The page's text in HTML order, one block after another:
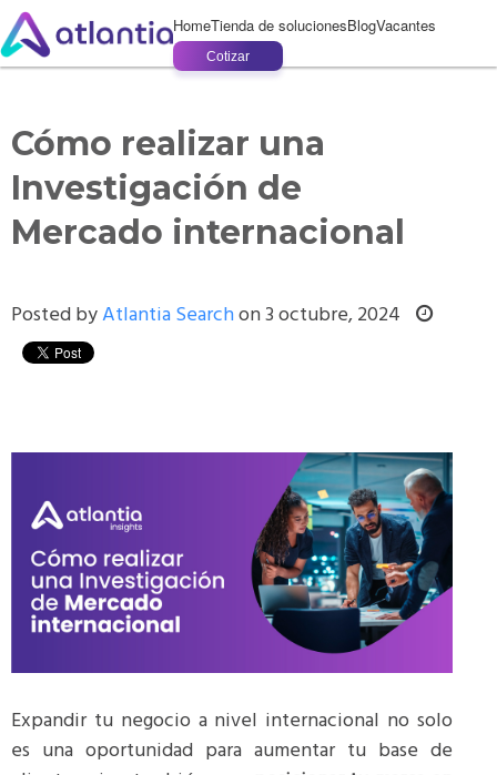
HomeTienda de solucionesBlogVacantes
Cotizar
Cómo realizar una
Investigación de
Mercado internacional
Posted byAtlantia Searchon 3 octubre, 2024
Expandir tu negocio a nivel internacional no solo
es una oportunidad para aumentar tu base de